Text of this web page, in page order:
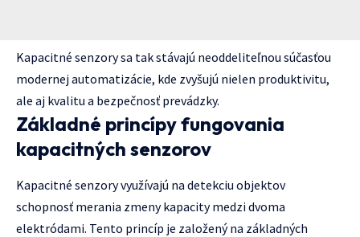
Kapacitné senzory sa tak stávajú neoddeliteľnou súčasťou
modernej automatizácie, kde zvyšujú nielen produktivitu,
ale aj kvalitu a bezpečnosť prevádzky.
Základné princípy fungovania
kapacitných senzorov
Kapacitné senzory využívajú na detekciu objektov
schopnosť merania zmeny kapacity medzi dvoma
elektródami. Tento princíp je založený na základných